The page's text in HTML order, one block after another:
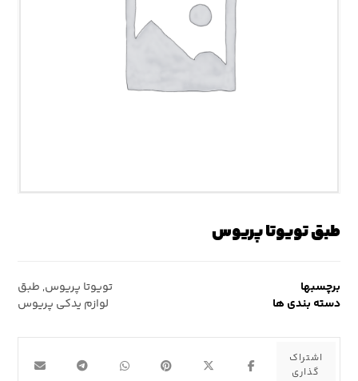
طبق تویوتا پریوس
برچسبها تویوتا پریوس, طبق
دسته بندی ها
لوازم یدکی پریوس